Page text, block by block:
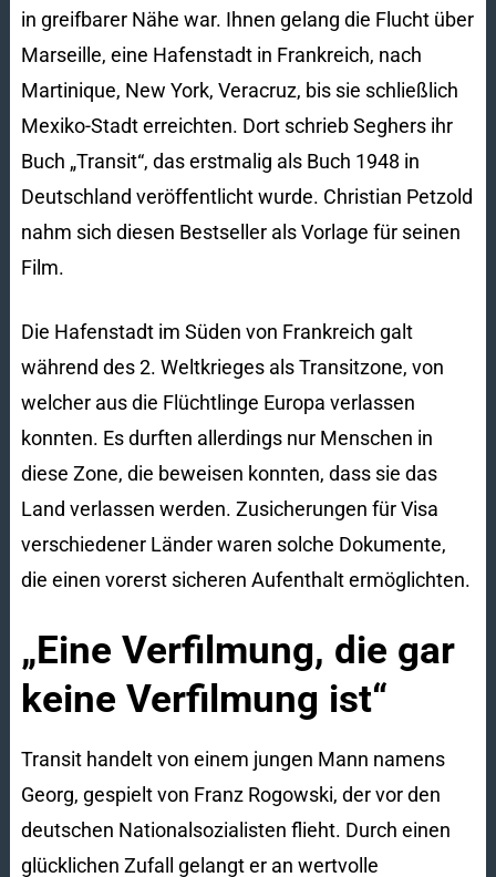
in greifbarer Nähe war. Ihnen gelang die Flucht über
Marseille, eine Hafenstadt in Frankreich, nach
Martinique, New York, Veracruz, bis sie schließlich
Mexiko-Stadt erreichten. Dort schrieb Seghers ihr
Buch „Transit“, das erstmalig als Buch 1948 in
Deutschland veröffentlicht wurde. Christian Petzold
nahm sich diesen Bestseller als Vorlage für seinen
Film.
Die Hafenstadt im Süden von Frankreich galt
während des 2. Weltkrieges als Transitzone, von
welcher aus die Flüchtlinge Europa verlassen
konnten. Es durften allerdings nur Menschen in
diese Zone, die beweisen konnten, dass sie das
Land verlassen werden. Zusicherungen für Visa
verschiedener Länder waren solche Dokumente,
die einen vorerst sicheren Aufenthalt ermöglichten.
„Eine Verfilmung, die gar
keine Verfilmung ist“
Transit handelt von einem jungen Mann namens
Georg, gespielt von Franz Rogowski, der vor den
deutschen Nationalsozialisten flieht. Durch einen
glücklichen Zufall gelangt er an wertvolle